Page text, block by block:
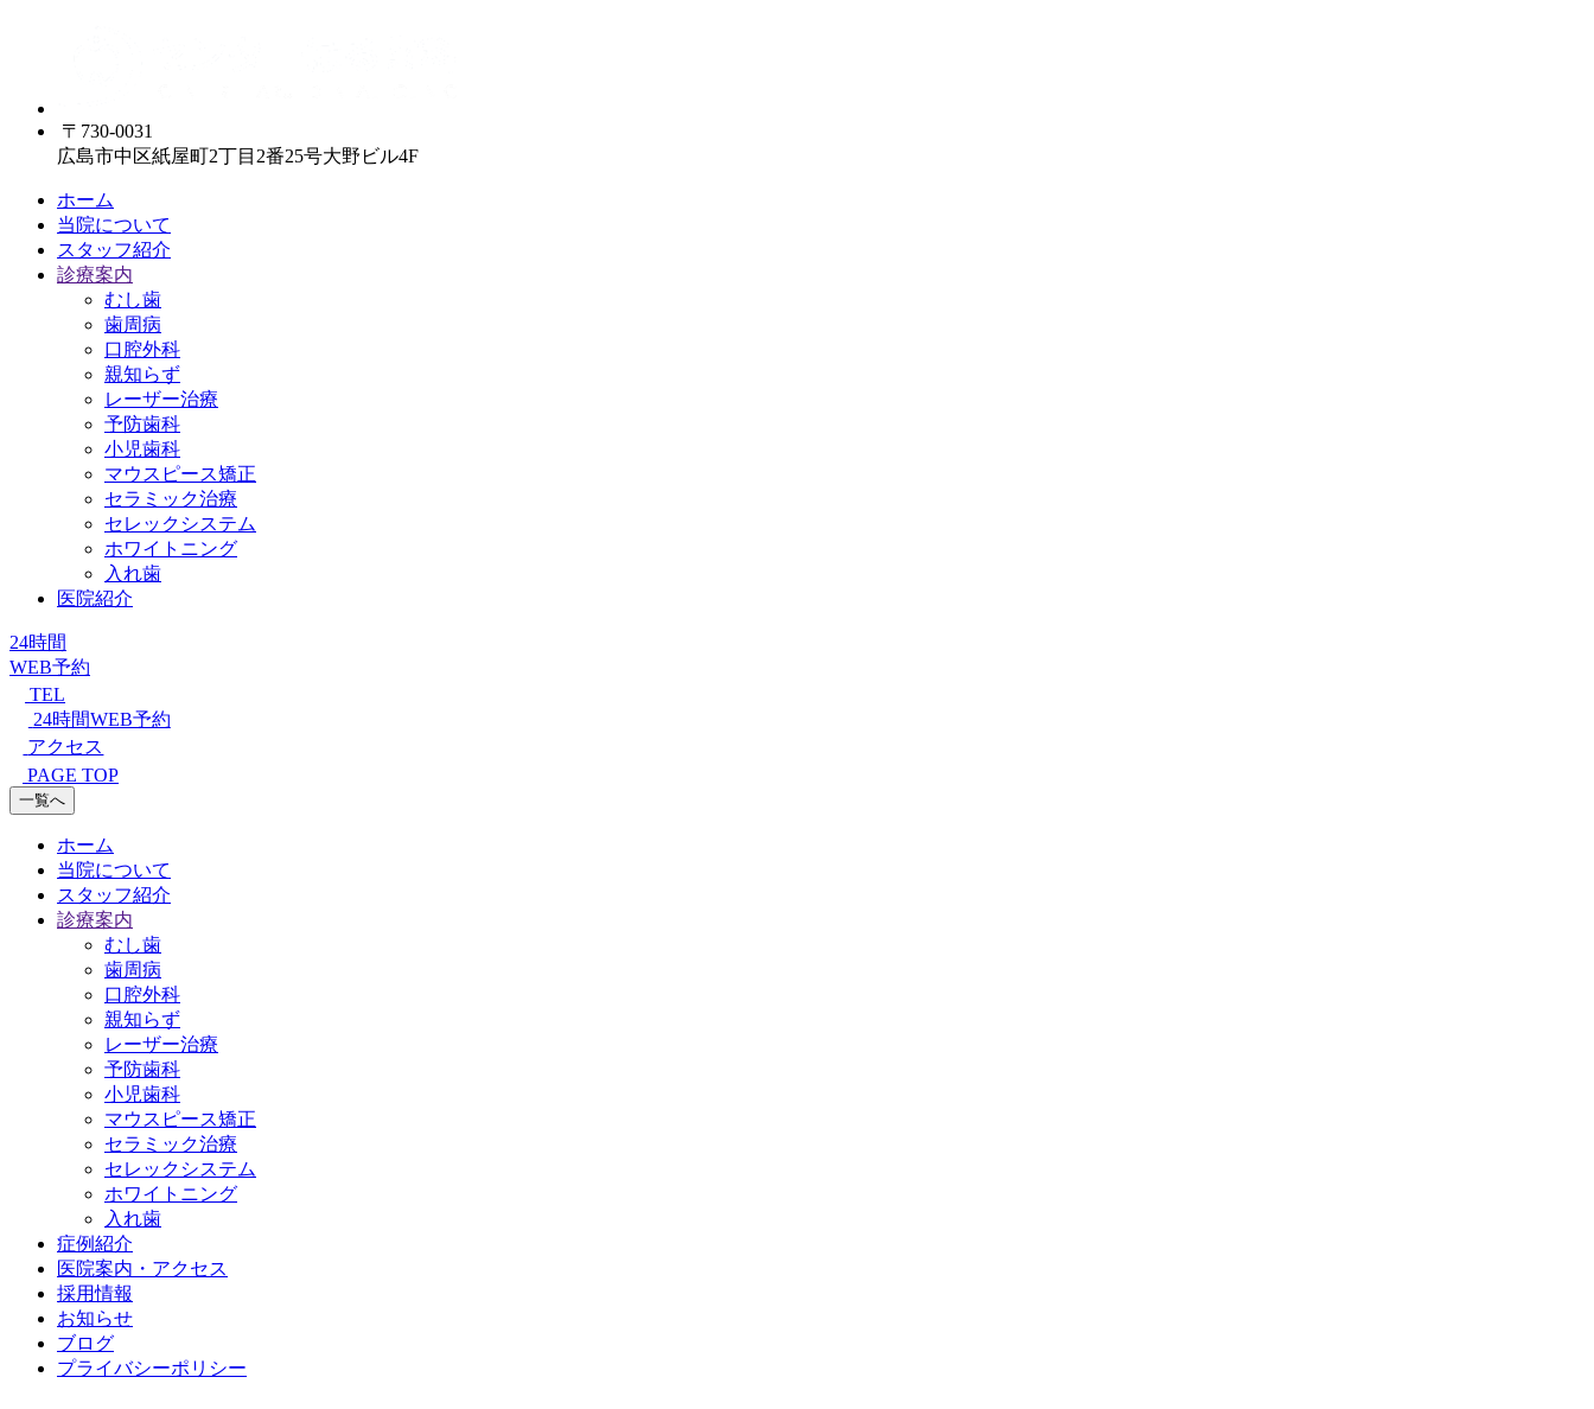
〒730-0031
広島市中区紙屋町2丁目2番25号大野ビル4F
ホーム
当院について
スタッフ紹介
診療案内
むし歯
歯周病
口腔外科
親知らず
レーザー治療
予防歯科
小児歯科
マウスピース矯正
セラミック治療
セレックシステム
ホワイトニング
入れ歯
医院紹介
24時間
WEB予約
TEL
24時間WEB予約
アクセス
PAGE TOP
一覧へ
ホーム
当院について
スタッフ紹介
診療案内
むし歯
歯周病
口腔外科
親知らず
レーザー治療
予防歯科
小児歯科
マウスピース矯正
セラミック治療
セレックシステム
ホワイトニング
入れ歯
症例紹介
医院案内・アクセス
採用情報
お知らせ
ブログ
プライバシーポリシー